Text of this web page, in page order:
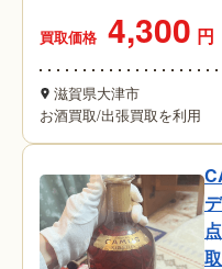
買取価格 4,300 円
滋賀県大津市
お酒買取/出張買取を利用